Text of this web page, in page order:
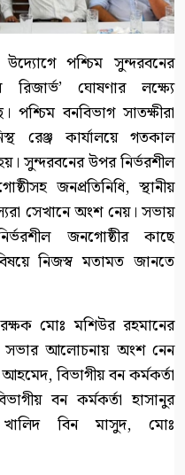
উদ্যোগে পশ্চিম সুন্দরবনের
রিজার্ভ’ ঘোষণার লক্ষ্যে
বনবিভাগ সাতক্ষীরা
রেঞ্জ কার্যালয়ে গতকাল
সুন্দরবনের উপর নির্ভরশীল
জনপ্রতিনিধি, স্থানীয়
সেখানে অংশ নেয়। সভায়
জনগোষ্ঠীর কাছে
নিজস্ব মতামত জানতে
মোঃ মশিউর রহমানের
সভার আলোচনায় অংশ নেন
বিভাগীয় বন কর্মকর্তা
বন কর্মকর্তা হাসানুর
খালিদ বিন মাসুদ, মোঃ